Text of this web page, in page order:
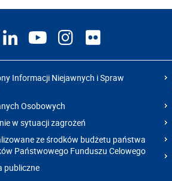
Informacji Niejawnych i Spraw
Osobowych
w sytuacji zagrożeń
ze środków budżetu państwa
Państwowego Funduszu Celowego
publiczne